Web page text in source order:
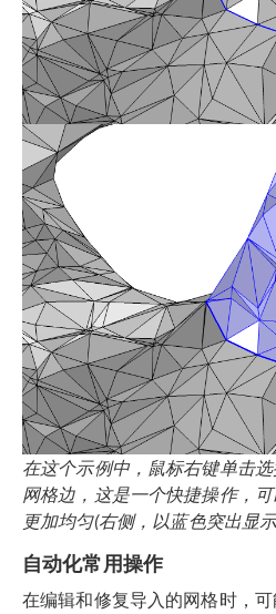
在这个示例中，鼠标右键单击
网格边，这是一个快捷操作，
更加均匀(右侧，以蓝色突出显示
自动化常用操作
在编辑和修复导入的网格时，